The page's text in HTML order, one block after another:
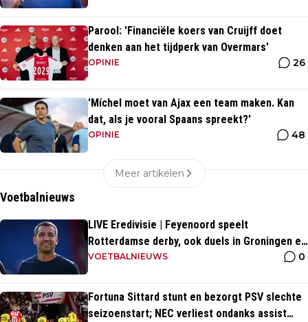
Parool: 'Financiële koers van Cruijff doet
denken aan het tijdperk van Overmars'
OPINIE 26
'Míchel moet van Ajax een team maken. Kan
dat, als je vooral Spaans spreekt?'
OPINIE 48
Meer artikelen
Voetbalnieuws
LIVE Eredivisie | Feyenoord speelt
Rotterdamse derby, ook duels in Groningen en
Heerenveen
VOETBALNIEUWS 0
Fortuna Sittard stunt en bezorgt PSV slechte
seizoenstart; NEC verliest ondanks assist